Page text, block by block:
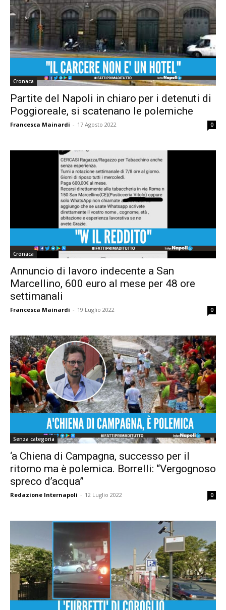
Cronaca
Partite del Napoli in chiaro per i detenuti di
Poggioreale, si scatenano le polemiche
Francesca Mainardi - 17 Agosto 2022 0
Cronaca
Annuncio di lavoro indecente a San
Marcellino, 600 euro al mese per 48 ore
settimanali
Francesca Mainardi - 19 Luglio 2022 0
Senza categoria
‘a Chiena di Campagna, successo per il
ritorno ma è polemica. Borrelli: “Vergognoso
spreco d’acqua”
Redazione Internapoli - 12 Luglio 2022 0